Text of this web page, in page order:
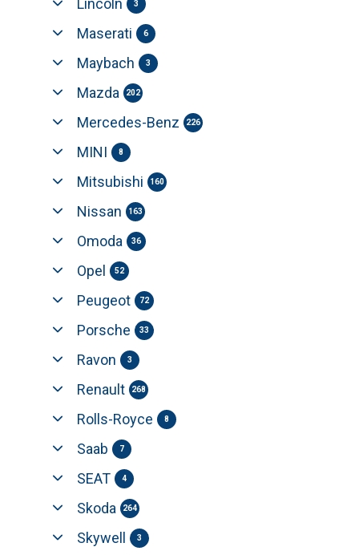
Lincoln 3
Maserati 6
Maybach 3
Mazda 202
Mercedes-Benz 226
MINI 8
Mitsubishi 160
Nissan 163
Omoda 36
Opel 52
Peugeot 72
Porsche 33
Ravon 3
Renault 268
Rolls-Royce 8
Saab 7
SEAT 4
Skoda 264
Skywell 3